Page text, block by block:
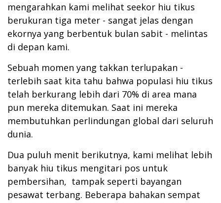
mengarahkan kami melihat seekor hiu tikus
berukuran tiga meter - sangat jelas dengan
ekornya yang berbentuk bulan sabit - melintas
di depan kami.
Sebuah momen yang takkan terlupakan -
terlebih saat kita tahu bahwa populasi hiu tikus
telah berkurang lebih dari 70% di area mana
pun mereka ditemukan. Saat ini mereka
membutuhkan perlindungan global dari seluruh
dunia.
Dua puluh menit berikutnya, kami melihat lebih
banyak hiu tikus mengitari pos untuk
pembersihan, tampak seperti bayangan
pesawat terbang. Beberapa bahakan sempat